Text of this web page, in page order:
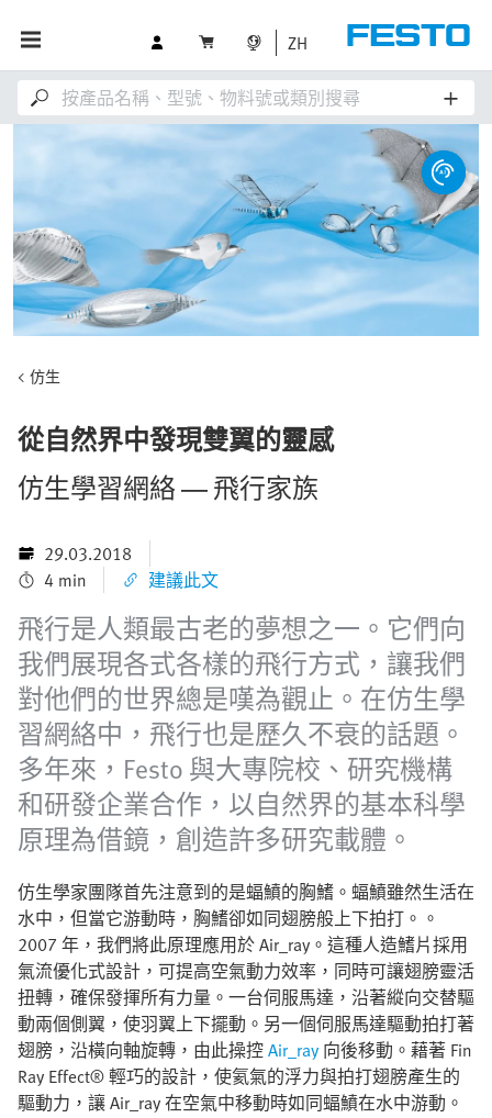
ZH
仿生
從自然界中發現雙翼的靈感
仿生學習網絡 — 飛行家族
29.03.2018
4 min
建議此文
飛行是人類最古老的夢想之一。它們向
我們展現各式各樣的飛行方式，讓我們
對他們的世界總是嘆為觀止。在仿生學
習網絡中，飛行也是歷久不衰的話題。
多年來，Festo 與大專院校、研究機構
和研發企業合作，以自然界的基本科學
原理為借鏡，創造許多研究載體。
仿生學家團隊首先注意到的是蝠鱝的胸鰭。蝠鱝雖然生活在
水中，但當它游動時，胸鰭卻如同翅膀般上下拍打。。
2007 年，我們將此原理應用於 Air_ray。這種人造鰭片採用
氣流優化式設計，可提高空氣動力效率，同時可讓翅膀靈活
扭轉，確保發揮所有力量。一台伺服馬達，沿著縱向交替驅
動兩個側翼，使羽翼上下擺動。另一個伺服馬達驅動拍打著
翅膀，沿橫向軸旋轉，由此操控Air_ray 向後移動。藉著 Fin
Ray Effect® 輕巧的設計，使氦氣的浮力與拍打翅膀產生的
驅動力，讓 Air_ray 在空氣中移動時如同蝠鱝在水中游動。